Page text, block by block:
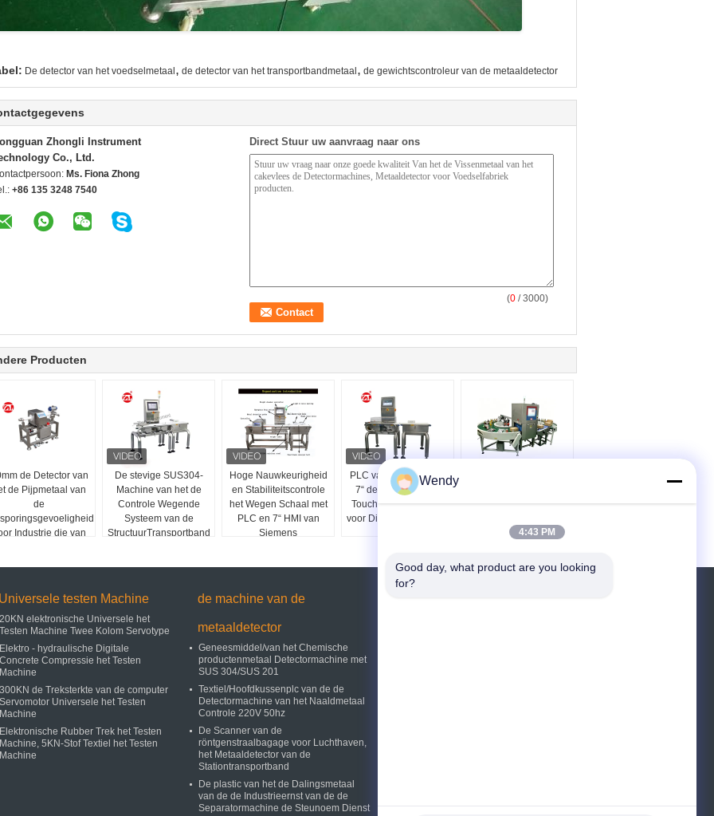
De detector van het voedselmetaal , de detector van het transportbandmetaal , de gewichtscontroleur van de metaaldetector
Zhongli Instrument
Co., Ltd.
Ms. Fiona Zhong
+86 135 3248 7540
Direct Stuur uw aanvraag naar ons
(0 / 3000)
Producten
de Detector van
de Pijpmetaal van
de
Industrie die van
De stevige SUS304-
Machine van het de
Controle Wegende
Systeem van de
StructuurTransportband
Hoge Nauwkeurigheid
en Stabiliteitscontrole
het Wegen Schaal met
PLC en 7“ HMI van
Siemens
PLC van SIEMENS en
7“ de Weger van de
Touch screencontrole
voor Diverse Producten
compliant"
testen Machine
20KN elektronische Universele het
Testen Machine Twee Kolom Servotype
Elektro - hydraulische Digitale
Concrete Compressie het Testen
Machine
300KN de Treksterkte van de computer
Servomotor Universele het Testen
Machine
Elektronische Rubber Trek het Testen
Machine, 5KN-Stof Textiel het Testen
Machine
de machine van de
metaaldetector
Geneesmiddel/van het Chemische
productenmetaal Detectormachine met
SUS 304/SUS 201
Textiel/Hoofdkussenplc van de de
Detectormachine van het Naaldmetaal
Controle 220V 50hz
De Scanner van de
röntgenstraalbagage voor Luchthaven,
het Metaaldetector van de
Stationtransportband
De plastic van het de Dalingsmetaal
van de de Industrieernst van de de
Separatormachine de Steunoem Dienst
Wendy
4:43 PM
Good day, what product are you looking
for?